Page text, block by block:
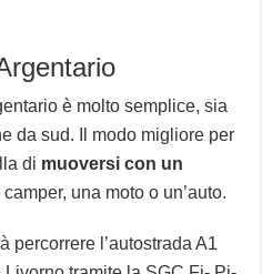
è molto semplice, sia
da sud. Il modo migliore per
di muoversi con un
una moto o un’auto.
percorrere l’autostrada A1